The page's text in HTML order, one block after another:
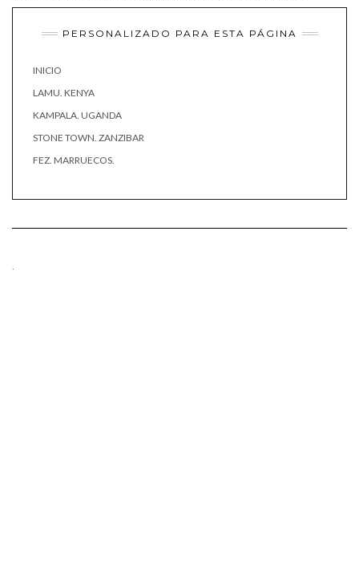
PERSONALIZADO PARA ESTA PÁGINA
INICIO
LAMU. KENYA
KAMPALA. UGANDA
STONE TOWN. ZANZIBAR
FEZ. MARRUECOS.
.